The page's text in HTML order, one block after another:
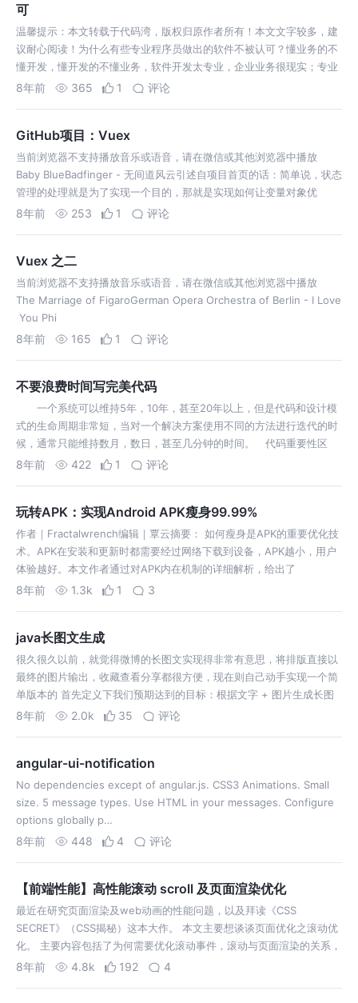
可
温馨提示：本文转载于代码湾，版权归原作者所有！本文文字较多，建
议耐心阅读！为什么有些专业程序员做出的软件不被认可？懂业务的不
懂开发，懂开发的不懂业务，软件开发太专业，企业业务很现实；专业
公司的开发人员
8年前 365 1 评论
GitHub项目：Vuex
当前浏览器不支持播放音乐或语音，请在微信或其他浏览器中播放
Baby BlueBadfinger - 无间道风云引述自项目首页的话：简单说，状态
管理的处理就是为了实现一个目的，那就是实现如何让变量对象优
8年前 253 1 评论
Vuex 之二
当前浏览器不支持播放音乐或语音，请在微信或其他浏览器中播放
The Marriage of FigaroGerman Opera Orchestra of Berlin - I Love
You Phi
8年前 165 1 评论
不要浪费时间写完美代码
一个系统可以维持5年，10年，甚至20年以上，但是代码和设计模
式的生命周期非常短，当对一个解决方案使用不同的方法进行迭代的时
候，通常只能维持数月，数日，甚至几分钟的时间。 代码重要性区
分 随着对
8年前 422 1 评论
玩转APK：实现Android APK瘦身99.99%
作者｜Fractalwrench编辑｜覃云摘要： 如何瘦身是APK的重要优化技
术。APK在安装和更新时都需要经过网络下载到设备，APK越小，用户
体验越好。本文作者通过对APK内在机制的详细解析，给出了
8年前 1.3k 1 3
java长图文生成
很久很久以前，就觉得微博的长图文实现得非常有意思，将排版直接以
最终的图片输出，收藏查看分享都很方便，现在则自己动手实现一个简
单版本的 首先定义下我们预期达到的目标：根据文字 + 图片生成长图
文 支持大段文字生成图片 支持插入图片 支持上下左右边距设置 支持字
8年前 2.0k 35 评论
angular-ui-notification
No dependencies except of angular.js. CSS3 Animations. Small
size. 5 message types. Use HTML in your messages. Configure
options globally p…
8年前 448 4 评论
【前端性能】高性能滚动 scroll 及页面渲染优化
最近在研究页面渲染及web动画的性能问题，以及拜读《CSS
SECRET》（CSS揭秘）这本大作。 本文主要想谈谈页面优化之滚动优
化。 主要内容包括了为何需要优化滚动事件，滚动与页面渲染的关系，
节流与防抖，pointer-events:none 优化滚动。因为本文涉及了很多很
8年前 4.8k 192 4